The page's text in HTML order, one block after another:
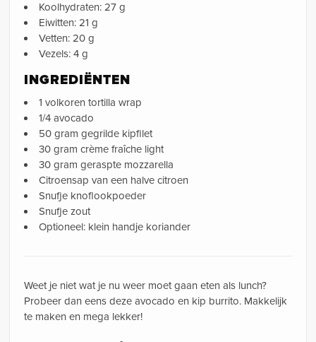
Koolhydraten: 27 g
Eiwitten: 21 g
Vetten: 20 g
Vezels: 4 g
INGREDIËNTEN
1 volkoren tortilla wrap
1/4 avocado
50 gram gegrilde kipfilet
30 gram crème fraîche light
30 gram geraspte mozzarella
Citroensap van een halve citroen
Snufje knoflookpoeder
Snufje zout
Optioneel: klein handje koriander
Weet je niet wat je nu weer moet gaan eten als lunch?
Probeer dan eens deze avocado en kip burrito. Makkelijk
te maken en mega lekker!